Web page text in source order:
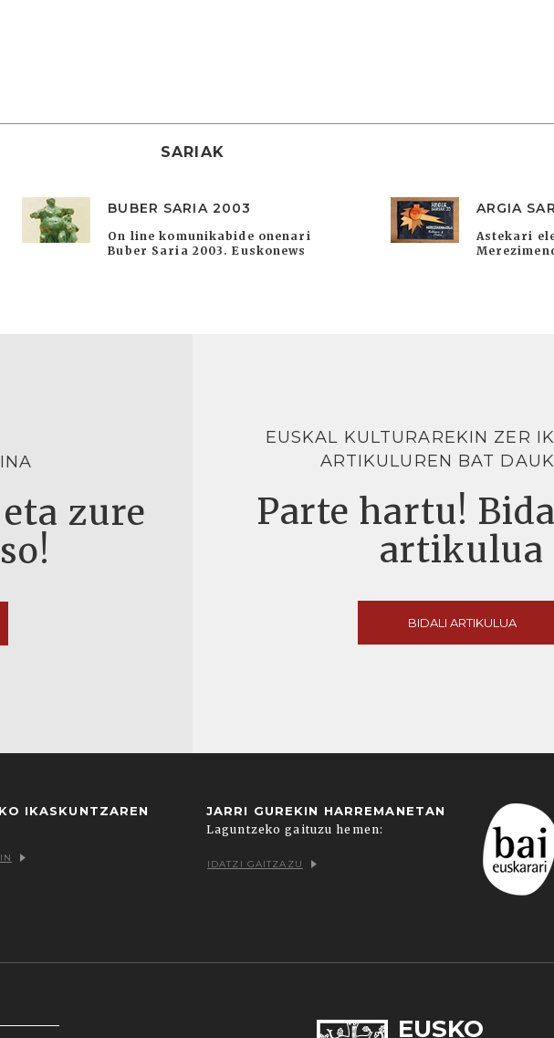
SARIAK
BUBER SARIA 2003
On line komunikabide onenari
Buber Saria 2003. Euskonews
ARGIA
Astekari
zure
EUSKAL KULTURAREKIN ZER
ARTIKULUREN BAT
Parte hartu!
artikulua
BIDALI ARTIKULUA
IKASKUNTZAREN
JARRI GUREKIN HARREMANETAN
Laguntzeko gaituzu hemen:
IDATZI GAITZAZU
EUSKO